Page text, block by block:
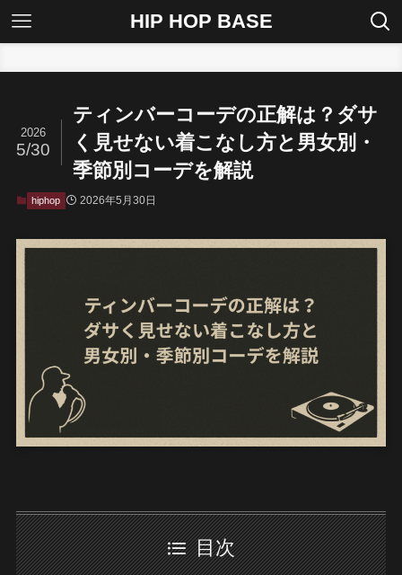
HIP HOP BASE
ティンバーコーデの正解は？ダサ
く見せない着こなし方と男女別・
季節別コーデを解説
2026
5/30
hiphop 2026年5月30日
目次